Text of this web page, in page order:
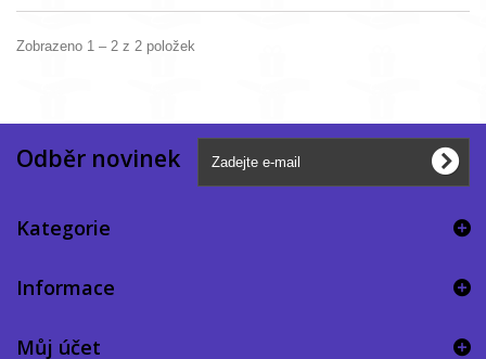
Zobrazeno 1 – 2 z 2 položek
Odběr novinek
Kategorie
Informace
Můj účet